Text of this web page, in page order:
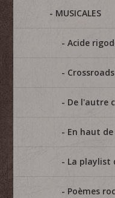
MUSICALES
Acide
Crossroads
De l'autre
En haut
La playlist
Poèmes